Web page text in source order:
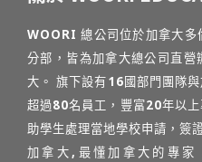
WOORI 總公司位於加拿大
分部，皆為加拿大總公司直
大。 旗下設有16國部門團隊
超過80名員工，豐富20年以
助學生處理當地學校申請，簽
加拿大,最懂加拿大的專